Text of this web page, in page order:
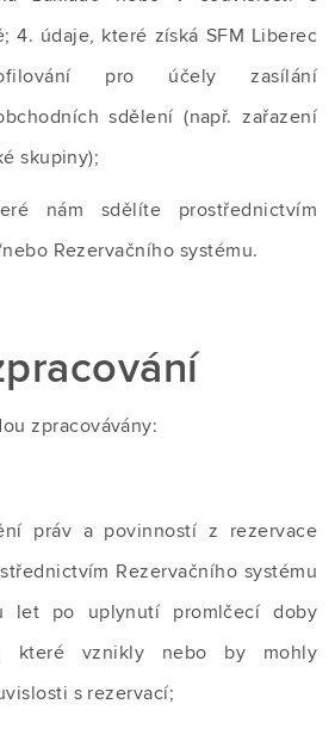
4. údaje, které získá SFM Liberec
pro účely zasílání
sdělení (např. zařazení
skupiny);
nám sdělíte prostřednictvím
Rezervačního systému.
zpracovávány:
práv a povinností z rezervace
Rezervačního systému
let po uplynutí promlčecí doby
které vznikly nebo by mohly
s rezervací;